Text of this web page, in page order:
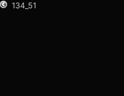
134_51